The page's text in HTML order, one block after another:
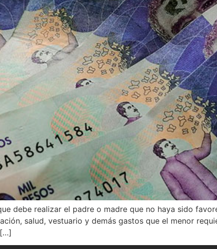
debe realizar el padre o madre que no haya sido
salud, vestuario y demás gastos que el menor